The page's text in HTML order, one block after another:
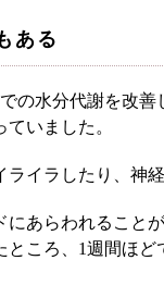
漢方を知
ある
の水分代謝を改
いました。
ライラしたり、神
にあらわれること
ころ、1週間ほど